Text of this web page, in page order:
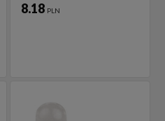
8.18 PLN